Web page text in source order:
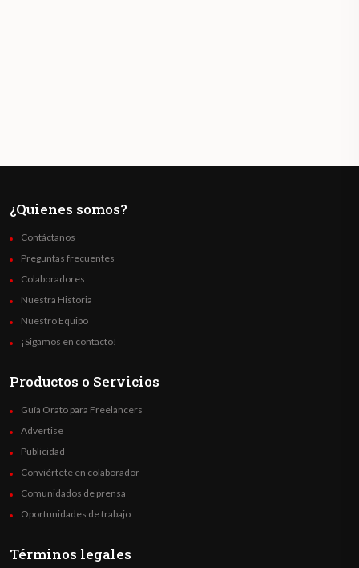
¿Quienes somos?
Contáctanos
Preguntas frecuentes
Colaboradores
Nuestra Historia
Nuestro Equipo
¡Sigamos en contacto!
Productos o Servicios
Guía Orato para Freelancers
Advertise
Publicidad
Conviértete en colaborador
Comunidados de prensa
Oportunidades de trabajo
Términos legales